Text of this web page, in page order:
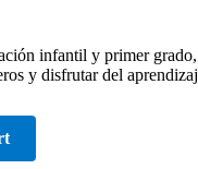
infantil y primer
y disfrutar del